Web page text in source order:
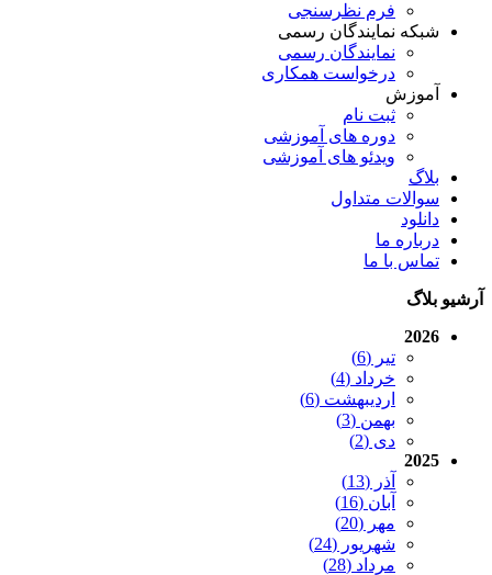
فرم نظرسنجی
شبکه نمایندگان رسمی
نمایندگان رسمی
درخواست همکاری
آموزش
ثبت نام
دوره های آموزشی
ویدئو های آموزشی
بلاگ
سوالات متداول
دانلود
درباره ما
تماس با ما
آرشیو بلاگ
2026
تیر (6)
خرداد (4)
اردیبهشت (6)
بهمن (3)
دی (2)
2025
آذر (13)
آبان (16)
مهر (20)
شهریور (24)
مرداد (28)